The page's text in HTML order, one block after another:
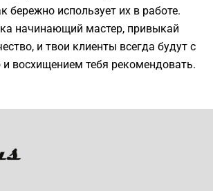
бережно использует их в работе.
начинающий мастер, привыкай
и твои клиенты всегда будут с
восхищением тебя рекомендовать.